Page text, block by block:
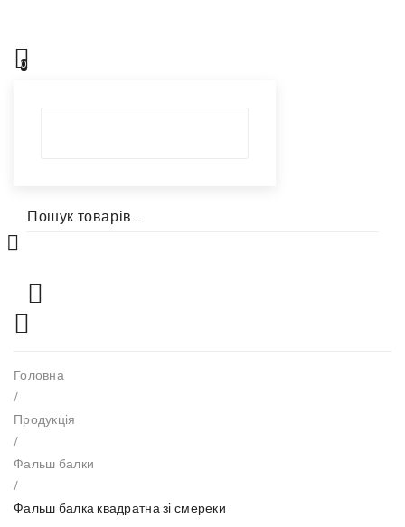
0
Головна
/
Продукція
/
Фальш балки
/
Фальш балка квадратна зі смереки